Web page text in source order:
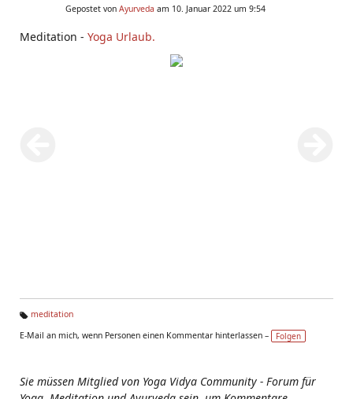
Gepostet von Ayurveda am 10. Januar 2022 um 9:54
Meditation - Yoga Urlaub.
g
meditation
E-Mail an mich, wenn Personen einen Kommentar hinterlassen –
Folgen
Sie müssen Mitglied von Yoga Vidya Community - Forum für